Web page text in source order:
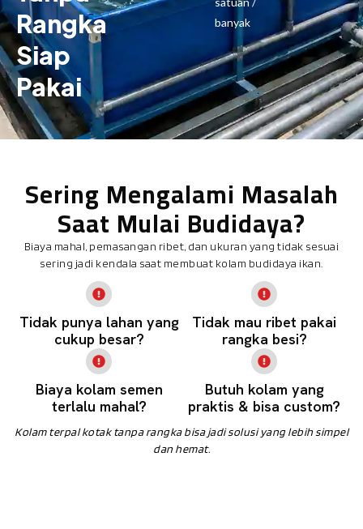
Rangka
Siap
Pakai
banyak
Sering Mengalami Masalah
Saat Mulai Budidaya?
Biaya mahal, pemasangan ribet, dan ukuran yang tidak sesuai
sering jadi kendala saat membuat kolam budidaya ikan.
Tidak punya lahan yang
cukup besar?
Tidak mau ribet pakai
rangka besi?
Biaya kolam semen
terlalu mahal?
Butuh kolam yang
praktis & bisa custom?
Kolam terpal kotak tanpa rangka bisa jadi solusi yang lebih simpel
dan hemat.